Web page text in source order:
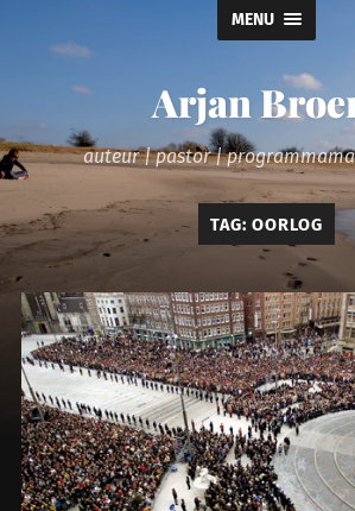
MENU
Arjan
auteur | pastor |
TAG: OORLOG